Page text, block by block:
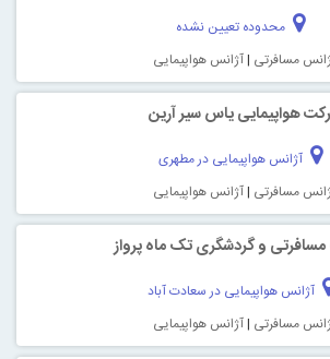
محدوده تعیین نشده
مسافرتی |آژانس هواپیمایی
هواپیمایی یاس سیر آرین
آژانس هواپیمایی در مطهری
مسافرتی |آژانس هواپیمایی
و گردشگری تک ماه پرواز
آژانس هواپیمایی در سعادت آباد
مسافرتی |آژانس هواپیمایی